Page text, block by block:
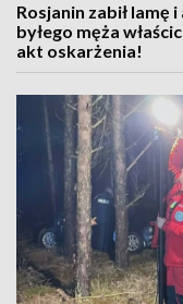
Rosjanin zabił lamę
byłego męża
akt oskarżenia!